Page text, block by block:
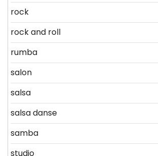
rock
rock and roll
rumba
salon
salsa
salsa danse
samba
studio